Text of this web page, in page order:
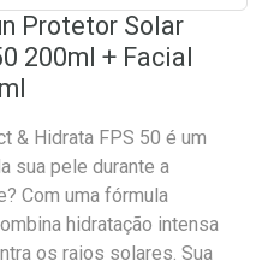
Protetor Solar
200ml + Facial
& Hidrata FPS 50 é um
sua pele durante a
Com uma fórmula
hidratação intensa
os raios solares. Sua